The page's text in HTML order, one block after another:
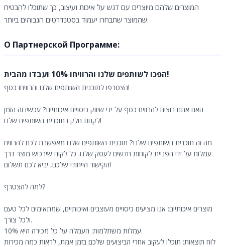
המוצרים שלהם מיוצרים עם דגש על איכות ועיצוב, כך שתוכלו להבטיח
שהמוצר שתבחרו יעמוד בסטנדרטים הגבוהים ביותר.
О Партнерской Программе:
הפכו לשותפים שלנו והרוויחו 10% ועבדו מהבית!
הצטרפו לתוכנית השותפים שלנו והרוויחו כסף!
האם אתם רוצים להרוויח כסף על ידי שיווק כיסויים איכותיים? עכשיו זה הזמן
לקחת חלק בתוכנית השותפים שלנו!
מה זה תוכנית השותפים שלנו? תוכנית השותפים שלנו מאפשרת לכם להרוויח
עמלות על ידי הפניית לקוחות חדשים לעסק שלנו. כל לקוח שירכוש מוצר דרך
הקישור הייחודי שלכם, יביא לכם תשלום!
למה להצטרף?
מוצרים איכותיים: אנו מציעים כיסויים מעוצבים ואיכותיים, שמתאימים לכל טעם
ולכל צורך.
עמלות משתלמות: העמלה על כל מכירה היא 10%.
לוח תוצאות: תוכלו לעקוב אחרי הביצועים שלכם בזמן אמת, לראות כמה מכירות